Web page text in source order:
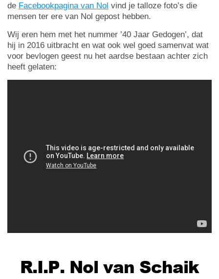
de Facebookpagina van Nol vind je talloze foto’s die
mensen ter ere van Nol gepost hebben.
Wij eren hem met het nummer ’40 Jaar Gedogen’, dat
hij in 2016 uitbracht en wat ook wel goed samenvat wat
voor bevlogen geest nu het aardse bestaan achter zich
heeft gelaten:
R.I.P. Nol van Schaik